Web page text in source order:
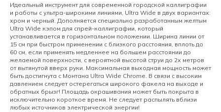
Идеальный инструмент для современной городской каллиграфии
и работы с ультра-широкими линиями, Ultra Wide в двух вариантах:
хром и черный. Дополняется специально разработанным желтым
Ultra Wide кэпом для спрей-каллиграфии, который
устанавливается в горизонтальном положении. Ширина линии от
15 см при быстром применении с близкого расстояния, вплоть до
60 см, если применять медленнее на большем расстоянии до
желаемой поверхности, с вероятной высотой струи до 2х метров
от вытянутой вверх руки. Максимальная выходная мощность может
быть достигнута с Монтана Ultra Wide Chrome. В связи с высоким
давлением следует остерегаться широкого факела на выходе и
обратных брызг! Площадь окрашивания может быть покрыта в
исключительно короткое время. Не следует распылять вблизи
любых источников электрической энергии!